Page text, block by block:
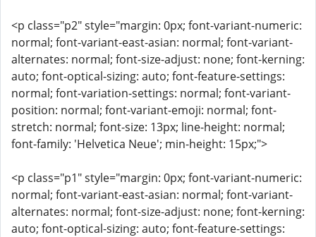
<p class="p2" style="margin: 0px; font-variant-numeric:
normal; font-variant-east-asian: normal; font-variant-
alternates: normal; font-size-adjust: none; font-kerning:
auto; font-optical-sizing: auto; font-feature-settings:
normal; font-variation-settings: normal; font-variant-
position: normal; font-variant-emoji: normal; font-
stretch: normal; font-size: 13px; line-height: normal;
font-family: 'Helvetica Neue'; min-height: 15px;">
<p class="p1" style="margin: 0px; font-variant-numeric:
normal; font-variant-east-asian: normal; font-variant-
alternates: normal; font-size-adjust: none; font-kerning:
auto; font-optical-sizing: auto; font-feature-settings: